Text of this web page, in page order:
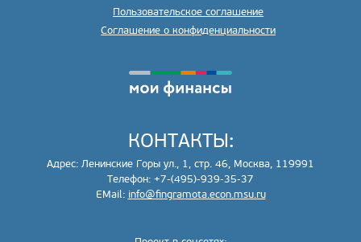
Пользовательское соглашение
Соглашение о конфиденциальности
КОНТАКТЫ:
Адрес: Ленинские Горы ул., 1, стр. 46, Москва, 119991
Телефон: +7-(495)-939-35-37
EMail: info@fingramota.econ.msu.ru